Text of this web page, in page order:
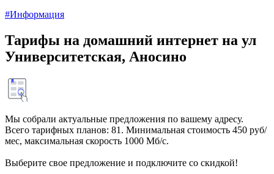
#Информация
Тарифы на домашний интернет на ул
Университетская, Аносино
Мы собрали актуальные предложения по вашему адресу.
Всего тарифных планов: 81. Минимальная стоимость 450 руб/
мес, максимальная скорость 1000 Мб/с.
Выберите свое предложение и подключите со скидкой!